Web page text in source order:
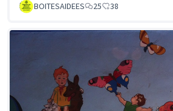
BOITESAIDEES 25 38